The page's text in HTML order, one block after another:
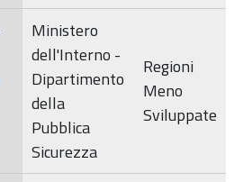
Ministero
dell'Interno -
Dipartimento
della
Pubblica
Sicurezza
Regioni
Meno
Sviluppate